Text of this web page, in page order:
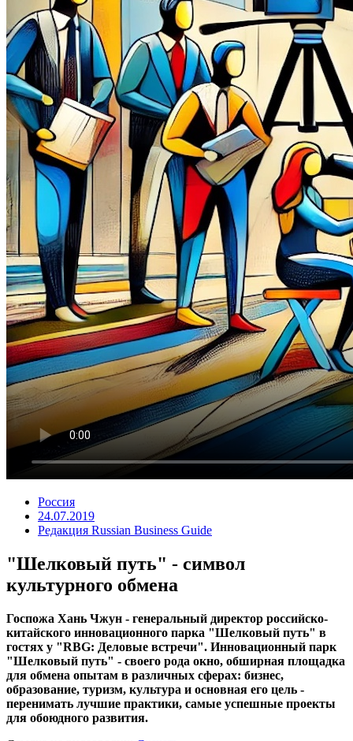
Россия
24.07.2019
Редакция Russian Business Guide
"Шелковый путь" - символ
культурного обмена
Госпожа Хань Чжун - генеральный директор российско-
китайского инновационного парка "Шелковый путь" в
гостях у "RBG: Деловые встречи". Инновационный парк
"Шелковый путь" - своего рода окно, обширная площадка
для обмена опытам в различных сферах: бизнес,
образование, туризм, культура и основная его цель -
перенимать лучшие практики, самые успешные проекты
для обоюдного развития.